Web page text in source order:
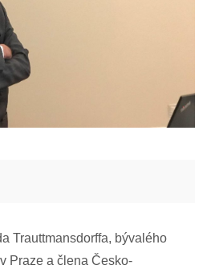
Trauttmansdorffa, bývalého
Praze a člena Česko-